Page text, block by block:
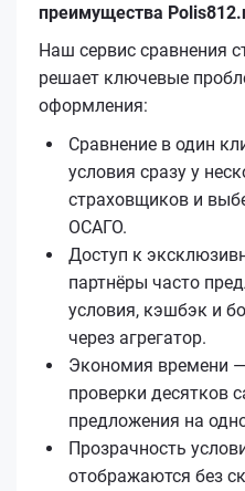
преимущества
Наш сервис сравнения
решает ключевые
оформления:
Сравнение в один
условия сразу у
страховщиков и
ОСАГО.
Доступ к
партнёры часто
условия, кэшбэк и
через агрегатор.
Экономия времени
проверки десятков
предложения на
Прозрачность
отображаются без